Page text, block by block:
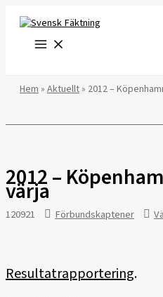
innehåll
Hem» Aktuellt» 2012 –
2012 –
värja
120921 Förbundskaptener
Resultatrapportering.